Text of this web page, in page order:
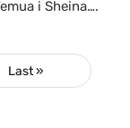
i Sheina….
Last »